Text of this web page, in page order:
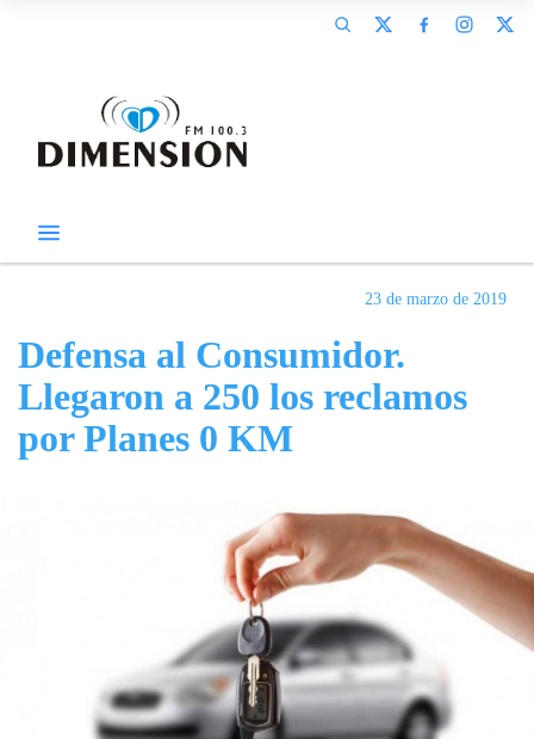
23 de marzo de 2019
Defensa al Consumidor.
Llegaron a 250 los reclamos
por Planes 0 KM